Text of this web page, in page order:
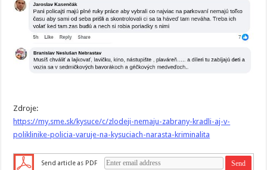
Zdroje:
https://my.sme.sk/kysuce/c/zlodeji-nemaju-zabrany-kradli-aj-v-
poliklinike-policia-varuje-na-kysuciach-narasta-kriminalita
Send article as PDF